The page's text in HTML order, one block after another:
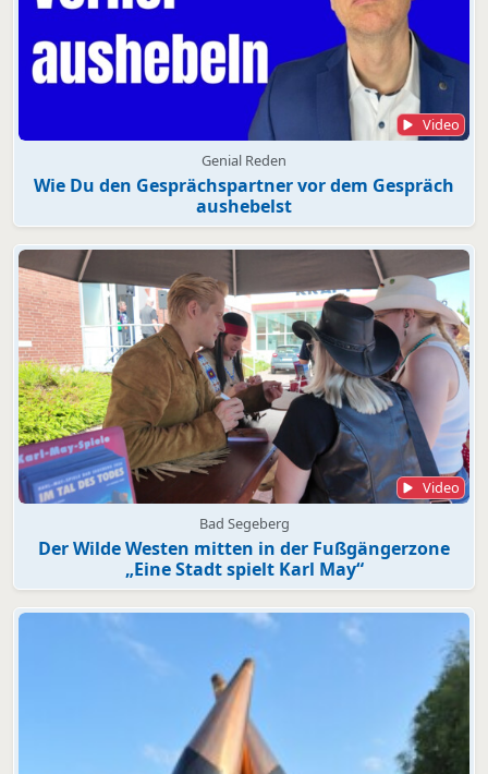
Video
Genial Reden
Wie Du den Gesprächspartner vor dem Gespräch
aushebelst
Video
Bad Segeberg
Der Wilde Westen mitten in der Fußgängerzone
„Eine Stadt spielt Karl May“